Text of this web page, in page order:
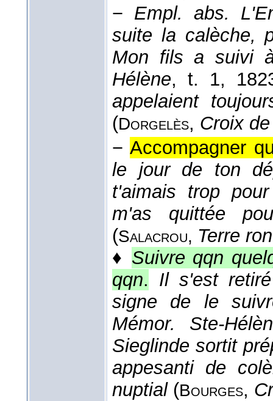
− Empl. abs.
suite la calèche,
Mon fils a suivi
Hélène, t. 1,
appelaient
(Dorgelès, Croix
− Accompagner
le jour de ton
t'aimais trop
m'as quittée
(Salacrou, Terre
♦ Suivre qqn
qqn. Il s'est
signe de le
Mémor. Ste-
Sieglinde sortit
appesanti de
nuptial(Bourges,